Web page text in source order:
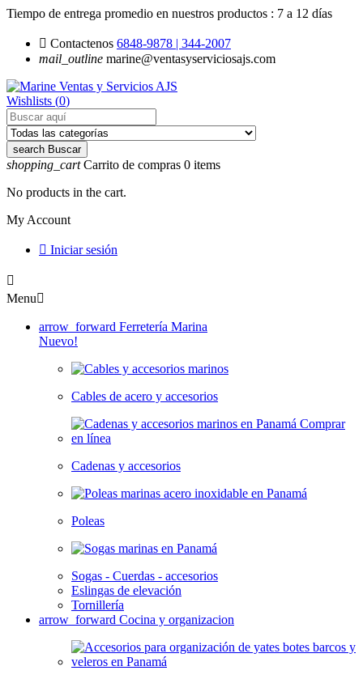
Tiempo de entrega promedio en nuestros productos : 7 a 12 días
 Contactenos 6848-9878 | 344-2007
mail_outline marine@ventasyserviciosajs.com
Wishlists (0)
search Buscar
shopping_cart Carrito de compras 0 items
No products in the cart.
My Account
 Iniciar sesión

Menu
arrow_forward Ferretería Marina
Nuevo!
Cables de acero y accesorios
Cadenas y accesorios
Poleas
Sogas - Cuerdas - accesorios
Eslingas de elevación
Tornillería
arrow_forward Cocina y organizacion